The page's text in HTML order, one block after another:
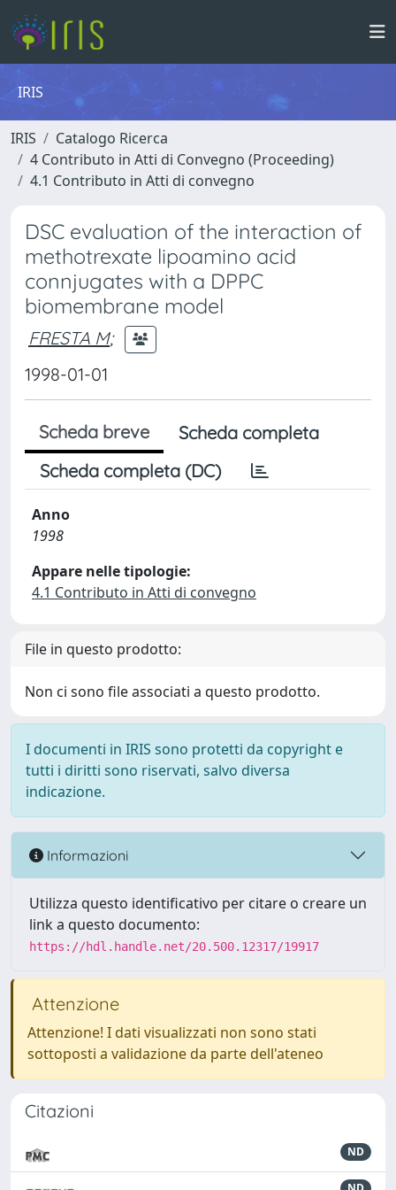
IRIS
IRIS
Catalogo Ricerca
4 Contributo in Atti di Convegno (Proceeding)
4.1 Contributo in Atti di convegno
DSC evaluation of the interaction of
methotrexate lipoamino acid
connjugates with a DPPC
biomembrane model
FRESTA M;
1998-01-01
Scheda breve
Scheda completa
Scheda completa (DC)
Anno
1998
Appare nelle tipologie:
4.1 Contributo in Atti di convegno
File in questo prodotto:
Non ci sono file associati a questo prodotto.
I documenti in IRIS sono protetti da copyright e
tutti i diritti sono riservati, salvo diversa
indicazione.
Informazioni
Utilizza questo identificativo per citare o creare un
link a questo documento:
https://hdl.handle.net/20.500.12317/19917
Attenzione
Attenzione! I dati visualizzati non sono stati
sottoposti a validazione da parte dell'ateneo
Citazioni
ND